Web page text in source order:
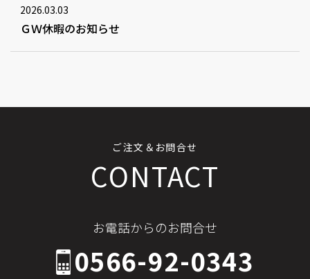
2026.03.03
ＧＷ休暇のお知らせ
ご注文＆お問合せ
CONTACT
お電話からのお問合せ
0566-92-0343